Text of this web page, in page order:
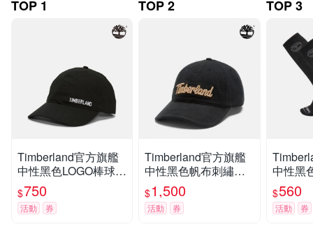
TOP 1
Timberland官方旗艦
中性黑色LOGO棒球
帽|A2PD3001
$750
活動 券
TOP 2
Timberland官方旗艦
中性黑色帆布刺繡標
誌棒球帽|A66BX001
$1,500
活動 券
TOP 3
中性黑
組
$560
活動 券